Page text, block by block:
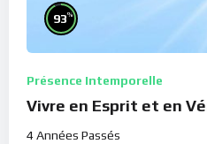
93%
Présence Intemporelle
Vivre en Esprit et en
4 Années Passés